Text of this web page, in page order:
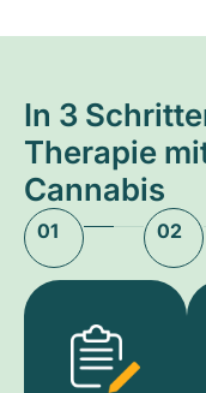
In 3
Therapie
Cannabis
01 02